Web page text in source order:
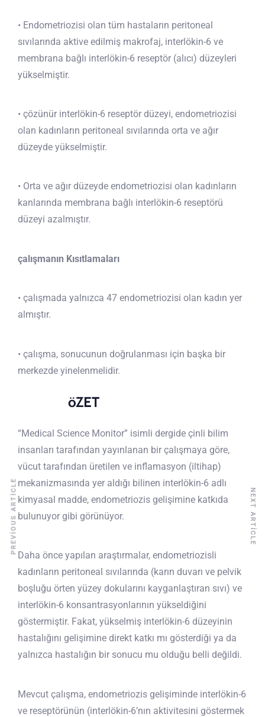
• Endometriozisi olan tüm hastaların peritoneal
sıvılarında aktive edilmiş makrofaj, interlökin-6 ve
membrana bağlı interlökin-6 reseptör (alıcı) düzeyleri
yükselmiştir.
• çözünür interlökin-6 reseptör düzeyi, endometriozisi
olan kadınların peritoneal sıvılarında orta ve ağır
düzeyde yükselmiştir.
• Orta ve ağır düzeyde endometriozisi olan kadınların
kanlarında membrana bağlı interlökin-6 reseptörü
düzeyi azalmıştır.
çalışmanın Kısıtlamaları
• çalışmada yalnızca 47 endometriozisi olan kadın yer
almıştır.
• çalışma, sonucunun doğrulanması için başka bir
merkezde yinelenmelidir.
öZET
“Medical Science Monitor” isimli dergide çinli bilim
insanları tarafından yayınlanan bir çalışmaya göre,
vücut tarafından üretilen ve inflamasyon (iltihap)
mekanizmasında yer aldığı bilinen interlökin-6 adlı
kimyasal madde, endometriozis gelişimine katkıda
bulunuyor gibi görünüyor.
Daha önce yapılan araştırmalar, endometriozisli
kadınların peritoneal sıvılarında (karın duvarı ve pelvik
boşluğu örten yüzey dokularını kayganlaştıran sıvı) ve
interlökin-6 konsantrasyonlarının yükseldiğini
göstermiştir. Fakat, yükselmiş interlökin-6 düzeyinin
hastalığını gelişimine direkt katkı mı gösterdiği ya da
yalnızca hastalığın bir sonucu mu olduğu belli değildi.
Mevcut çalışma, endometriozis gelişiminde interlökin-6
ve reseptörünün (interlökin-6’nın aktivitesini göstermek
PREVIOUS ARTICLE NEXT ARTICLE